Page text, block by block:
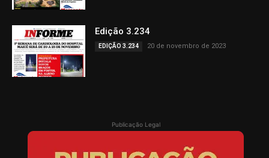
Edição 3.234
EDIÇÃO 3.234 20 de novembro de 2023
Publicação Legal